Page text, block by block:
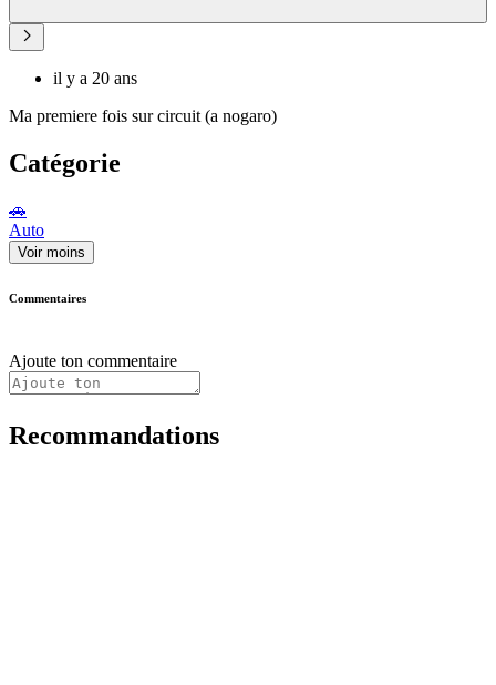
il y a 20 ans
Ma premiere fois sur circuit (a nogaro)
Catégorie
🚗
Auto
Voir moins
Commentaires
Ajoute ton commentaire
Recommandations